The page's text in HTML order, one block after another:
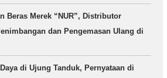
Beras Merek “NUR”, Distributor
dan Pengemasan Ulang di
di Ujung Tanduk, Pernyataan di